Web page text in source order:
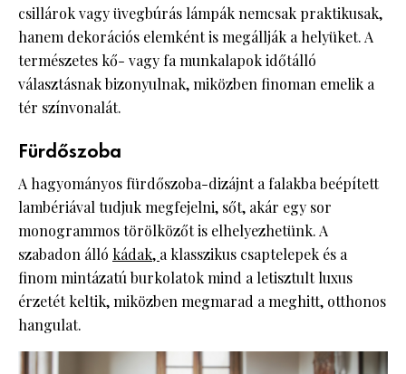
csillárok vagy üvegbúrás lámpák nemcsak praktikusak,
hanem dekorációs elemként is megállják a helyüket. A
természetes kő- vagy fa munkalapok időtálló
választásnak bizonyulnak, miközben finoman emelik a
tér színvonalát.
Fürdőszoba
A hagyományos fürdőszoba-dizájnt a falakba beépített
lambériával tudjuk megfejelni, sőt, akár egy sor
monogrammos törölközőt is elhelyezhetünk. A
szabadon álló kádak, a klasszikus csaptelepek és a
finom mintázatú burkolatok mind a letisztult luxus
érzetét keltik, miközben megmarad a meghitt, otthonos
hangulat.